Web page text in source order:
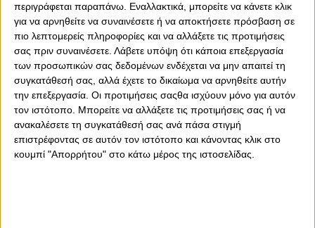
περιγράφεται παραπάνω. Εναλλακτικά, μπορείτε να κάνετε κλικ
για να αρνηθείτε να συναινέσετε ή να αποκτήσετε πρόσβαση σε
πιο λεπτομερείς πληροφορίες και να αλλάξετε τις προτιμήσεις
σας πριν συναινέσετε. Λάβετε υπόψη ότι κάποια επεξεργασία
των προσωπικών σας δεδομένων ενδέχεται να μην απαιτεί τη
συγκατάθεσή σας, αλλά έχετε το δικαίωμα να αρνηθείτε αυτήν
την επεξεργασία. Οι προτιμήσεις σαςθα ισχύουν μόνο για αυτόν
τον ιστότοπο. Μπορείτε να αλλάξετε τις προτιμήσεις σας ή να
ανακαλέσετε τη συγκατάθεσή σας ανά πάσα στιγμή
επιστρέφοντας σε αυτόν τον ιστότοπο και κάνοντας κλικ στο
κουμπί "Απορρήτου" στο κάτω μέρος της ιστοσελίδας.
Την πρώτη θέση στο τουρνουά του Sportcamp
Λουτρακίου κατέκτησαν οι Κορασίδες του Ολυμπιακού.
Παρότι η διοργάνωση απευθυνόταν στην ηλικιακή
κατηγορία των Νεανίδων (Κ18), οι μικρές
«ερυθρόλευκες» ήταν εξαιρετικές και παίζοντας πολύ
καλό μπάσκετ έφτασαν δίκαια μέχρι την κατάκτηση του
χρυσού μεταλλίου.
Η ομάδα του Νίκου Καγιαμανίδη επικράτησε στην
πρεμιέρα επί της κυπριακής Έγκωμης, ενώ στη συνέχεια
με τις νίκες απέναντι σε Φιλοθέη και Αιδηψό πήρε το